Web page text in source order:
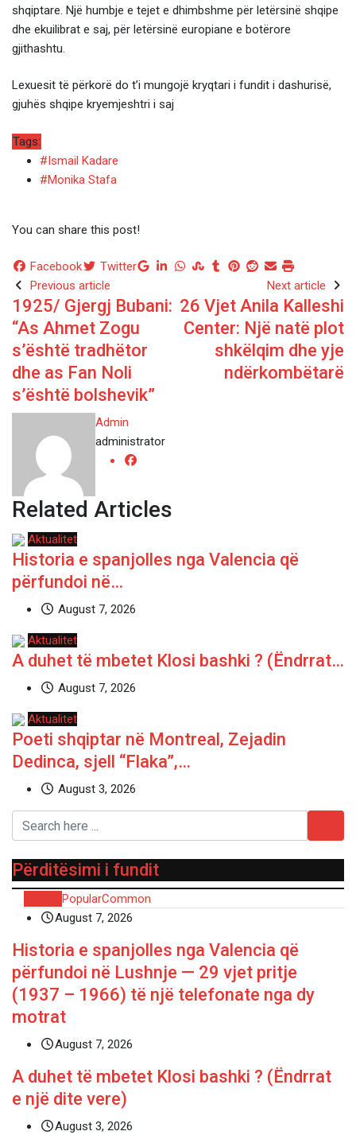
shqiptare. Një humbje e tejet e dhimbshme për letërsinë shqipe
dhe ekuilibrat e saj, për letërsinë europiane e botërore
gjithashtu.
Lexuesit të përkorë do t’i mungojë kryqtari i fundit i dashurisë,
gjuhës shqipe kryemjeshtri i saj
Tags:
#Ismail Kadare
#Monika Stafa
You can share this post!
Facebook Twitter Google+
LinkedIn
Whatsapp
StumbleUpon
TumblrPinterest
RedditShare
via
Email
Previous article
1925/ Gjergj Bubani:
“As Ahmet Zogu
s’është tradhëtor
dhe as Fan Noli
s’është bolshevik”
Next article
26 Vjet Anila Kalleshi
Center: Një natë plot
shkëlqim dhe yje
ndërkombëtarë
Admin
administrator
Related Articles
Aktualitet
Historia e spanjolles nga Valencia që
përfundoi në…
August 7, 2026
Aktualitet
A duhet të mbetet Klosi bashki ? (Ëndrrat…
August 7, 2026
Aktualitet
Poeti shqiptar në Montreal, Zejadin
Dedinca, sjell “Flaka”,…
August 3, 2026
Përditësimi i fundit
PopularCommon
August 7, 2026
Historia e spanjolles nga Valencia që
përfundoi në Lushnje — 29 vjet pritje
(1937 – 1966) të një telefonate nga dy
motrat
August 7, 2026
A duhet të mbetet Klosi bashki ? (Ëndrrat
e një dite vere)
August 3, 2026